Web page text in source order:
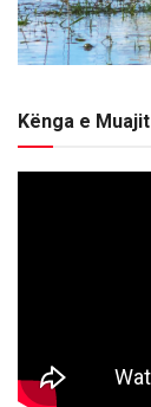
Kënga e Muajit